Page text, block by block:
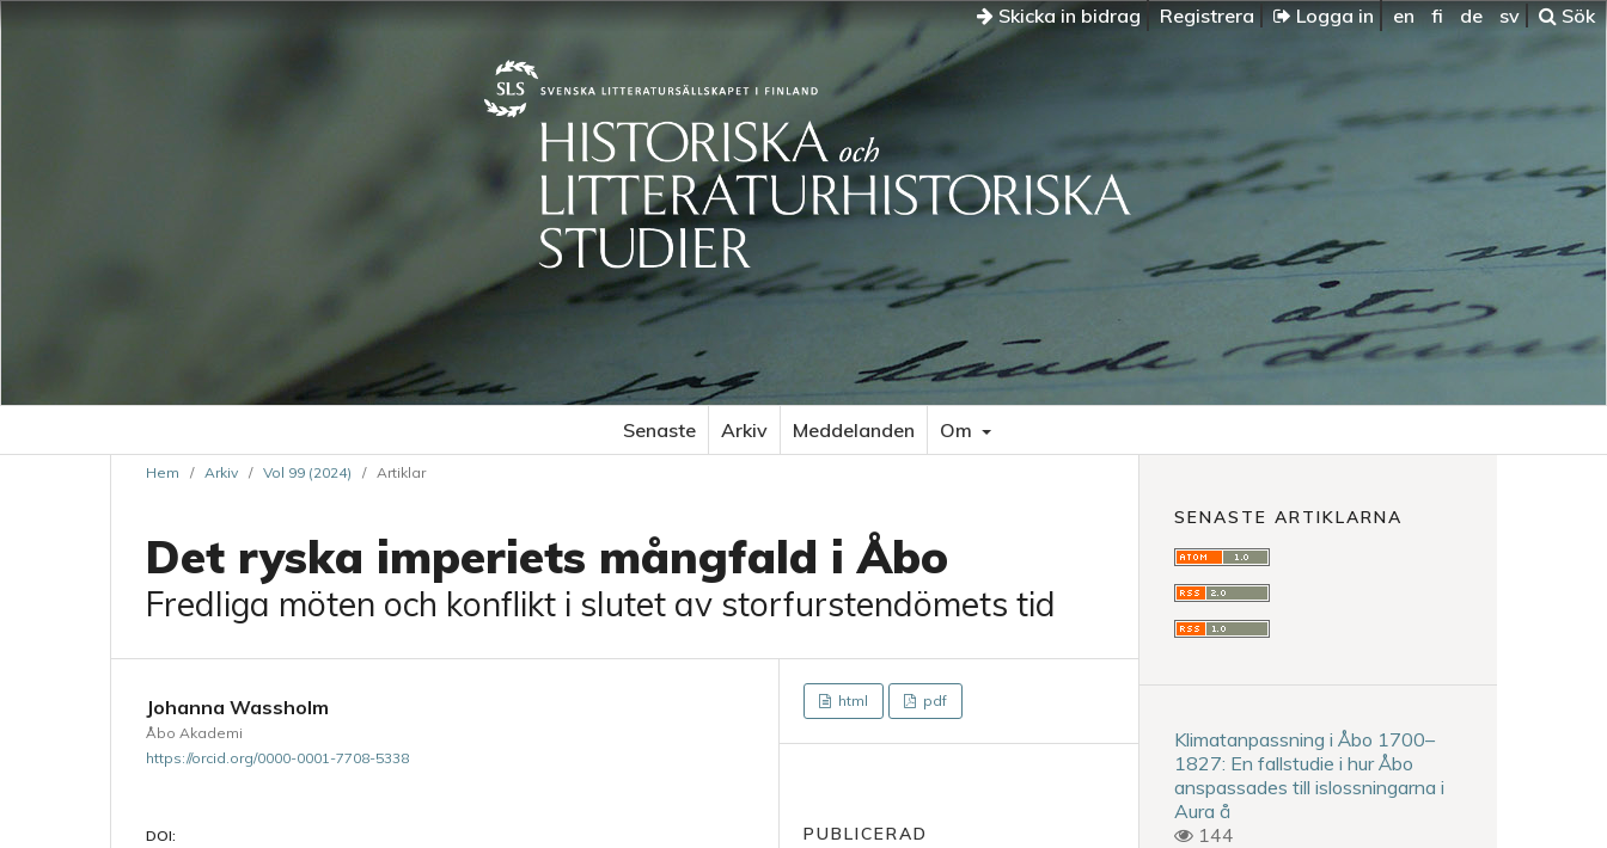
Skicka in bidrag Registrera Logga in en fi de sv Sök
Senaste Arkiv Meddelanden Om
Hem / Arkiv / Vol 99 (2024) / Artiklar
Det ryska imperiets mångfald i Åbo
Fredliga möten och konflikt i slutet av storfurstendömets tid
Johanna Wassholm
Åbo Akademi
https://orcid.org/0000-0001-7708-5338
DOI:
html pdf
PUBLICERAD
SENASTE ARTIKLARNA
Klimatanpassning i Åbo 1700–
1827: En fallstudie i hur Åbo
anspassades till islossningarna i
Aura å
144